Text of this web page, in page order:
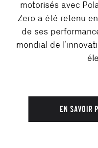
motorisés avec
Zero a été retenu
de ses
mondial de
EN SAVOIR